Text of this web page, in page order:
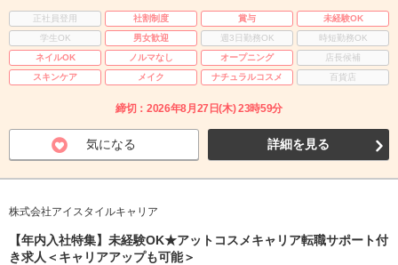
正社員登用 社割制度 賞与
未経験OK
学生OK
男女歓迎 週3日勤務OK
時短勤務OK
ネイルOK
ノルマなし オープニング
店長候補
スキンケア
メイク ナチュラルコスメ 百貨店
締切：2026年8月27日(木) 23時59分
気になる 詳細を見る
株式会社アイスタイルキャリア
【年内入社特集】未経験OK★アットコスメキャリア転職サポート付
き求人＜キャリアアップも可能＞